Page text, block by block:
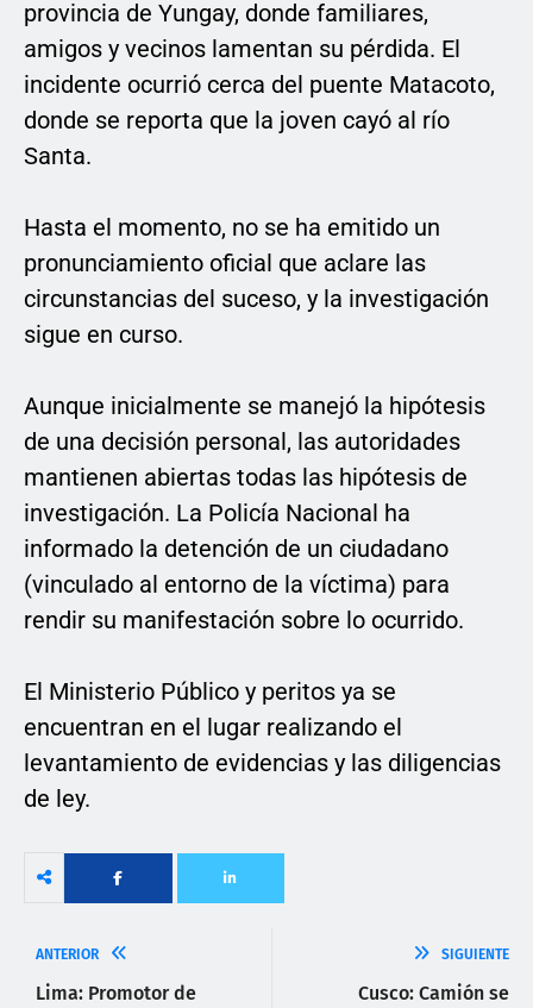
provincia de Yungay, donde familiares,
amigos y vecinos lamentan su pérdida. El
incidente ocurrió cerca del puente Matacoto,
donde se reporta que la joven cayó al río
Santa.
Hasta el momento, no se ha emitido un
pronunciamiento oficial que aclare las
circunstancias del suceso, y la investigación
sigue en curso.
Aunque inicialmente se manejó la hipótesis
de una decisión personal, las autoridades
mantienen abiertas todas las hipótesis de
investigación. La Policía Nacional ha
informado la detención de un ciudadano
(vinculado al entorno de la víctima) para
rendir su manifestación sobre lo ocurrido.
El Ministerio Público y peritos ya se
encuentran en el lugar realizando el
levantamiento de evidencias y las diligencias
de ley.
ANTERIOR
Lima: Promotor de
SIGUIENTE
Cusco: Camión se